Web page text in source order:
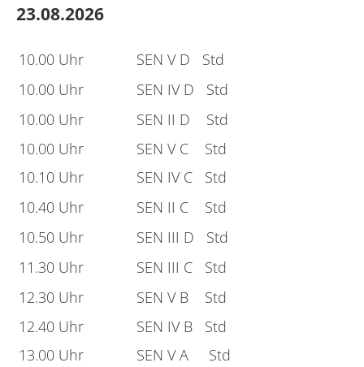
23.08.2026
10.00 Uhr
SEN V D Std
10.00 Uhr
SEN IV D Std
10.00 Uhr
SEN II D Std
10.00 Uhr
SEN V C Std
10.10 Uhr
SEN IV C Std
10.40 Uhr
SEN II C Std
10.50 Uhr
SEN III D Std
11.30 Uhr
SEN III C Std
12.30 Uhr
SEN V B Std
12.40 Uhr
SEN IV B Std
13.00 Uhr
SEN V A Std